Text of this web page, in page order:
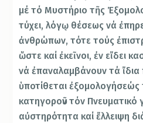
μέ τό Μυστήριο τῆς
τύχει, λόγῳ θέσεως νά
ἀνθρώπων, τότε τούς
ὥστε καί ἐκεῖνοι, ἐν εἴδει
νά ἐπαναλαμβάνουν τά
ὑποτίθεται ἐξομολογήσεώς
κατηγοροῦν τόν Πνευματικό
αὐστηρότητα καί ἔλλειψη